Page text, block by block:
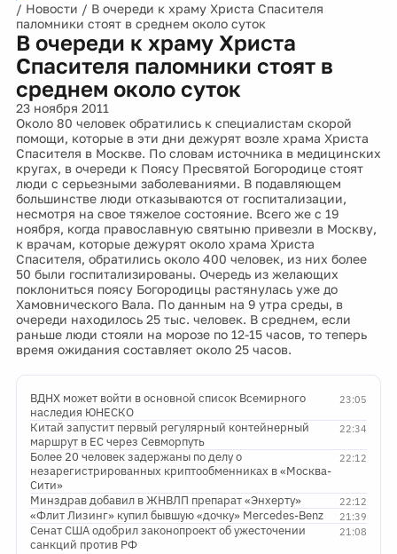
/ Новости / В очереди к храму Христа Спасителя
паломники стоят в среднем около суток
В очереди к храму Христа
Спасителя паломники стоят в
среднем около суток
23 ноября 2011
Около 80 человек обратились к специалистам скорой
помощи, которые в эти дни дежурят возле храма Христа
Спасителя в Москве. По словам источника в медицинских
кругах, в очереди к Поясу Пресвятой Богородице стоят
люди с серьезными заболеваниями. В подавляющем
большинстве люди отказываются от госпитализации,
несмотря на свое тяжелое состояние. Всего же с 19
ноября, когда православную святыню привезли в Москву,
к врачам, которые дежурят около храма Христа
Спасителя, обратились около 400 человек, из них более
50 были госпитализированы. Очередь из желающих
поклониться поясу Богородицы растянулась уже до
Хамовнического Вала. По данным на 9 утра среды, в
очереди находилось 25 тыс. человек. В среднем, если
раньше люди стояли на морозе по 12-15 часов, то теперь
время ожидания составляет около 25 часов.
23:05
ВДНХ может войти в основной список Всемирного
наследия ЮНЕСКО
22:34
Китай запустит первый регулярный контейнерный
маршрут в ЕС через Севморпуть
22:12
Более 20 человек задержаны по делу о
незарегистрированных криптообменниках в «Москва-
Сити»
22:12
Минздрав добавил в ЖНВЛП препарат «Энхерту»
21:39
«Флит Лизинг» купил бывшую «дочку» Mercedes-Benz
21:08
Сенат США одобрил законопроект об ужесточении
санкций против РФ